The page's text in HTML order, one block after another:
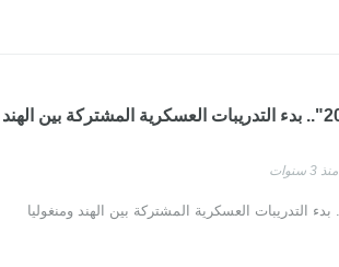
"الفيل البدوي 2023".. بدء التدريبات العسكرية المشتركة بين الهند
منذ 3 سنوات